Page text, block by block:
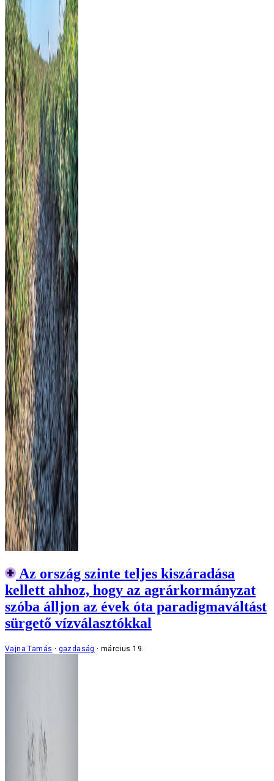
Az ország szinte teljes kiszáradása
kellett ahhoz, hogy az agrárkormányzat
szóba álljon az évek óta paradigmaváltást
sürgető vízválasztókkal
Vajna Tamás gazdaság március 19.